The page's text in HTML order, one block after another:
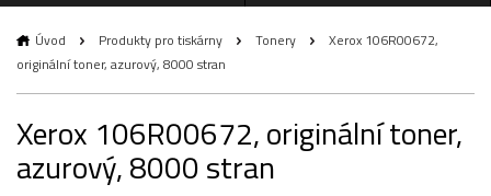
Úvod Produkty pro tiskárny Tonery
Xerox 106R00672,
originální toner, azurový, 8000 stran
Xerox 106R00672, originální toner,
azurový, 8000 stran